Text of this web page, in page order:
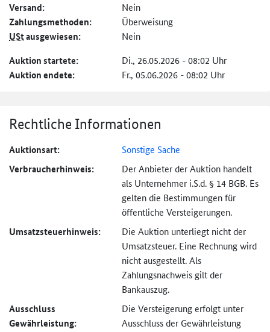
Versand: Nein
Zahlungs­methoden: Überweisung
UStausgewiesen: Nein
Auktion startete: Di., 26.05.2026 - 08:02 Uhr
Auktion endete: Fr., 05.06.2026 - 08:02 Uhr
Rechtliche Informationen
Auktionsart: Sonstige Sache
Verbraucher­hinweis:
Der Anbieter der Auktion handelt
als Unternehmer i.S.d. § 14 BGB. Es
gelten die Bestimmungen für
öffentliche Versteigerungen.
Umsatzsteuer­hinweis:
Die Auktion unterliegt nicht der
Umsatzsteuer. Eine Rechnung wird
nicht ausgestellt. Als
Zahlungsnachweis gilt der
Bankauszug.
Ausschluss
Gewährleistung:
Die Versteigerung erfolgt unter
Ausschluss der Gewährleistung